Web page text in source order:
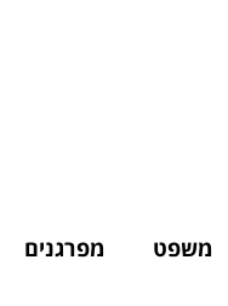
משפט מפרגנים